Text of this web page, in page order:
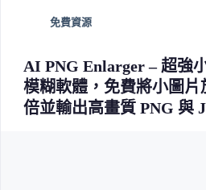
免費資源
AI PNG Enlarger – 超強
模糊軟體，免費將小圖片
倍並輸出高畫質 PNG 與